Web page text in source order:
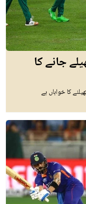
جانے کا
کا خواہاں ہے